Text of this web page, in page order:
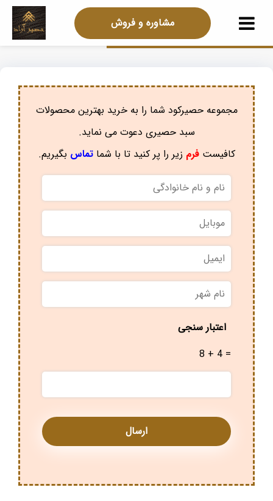
مشاوره و فروش
مجموعه حصیرکود شما را به خرید بهترین محصولات
سبد حصیری دعوت می نماید.
کافیستفرم زیر را پر کنید تا با شماتماس بگیریم.
نام
و
نام
خانوادگی
موبایل
ایمیل
نام
شهر *
اعتبار سنجی
8 + 4 =